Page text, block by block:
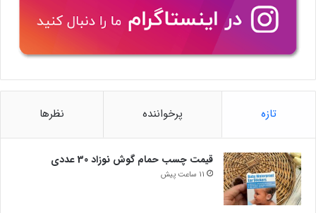
تازه پرخواننده نظرها
قیمت چسب حمام گوش نوزاد 30 عددی
11 ساعت پیش